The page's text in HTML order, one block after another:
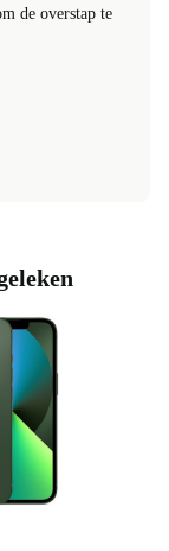
de overstap te